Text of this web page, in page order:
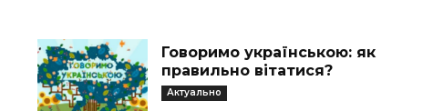
Говоримо українською: як
правильно вітатися?
Актуально